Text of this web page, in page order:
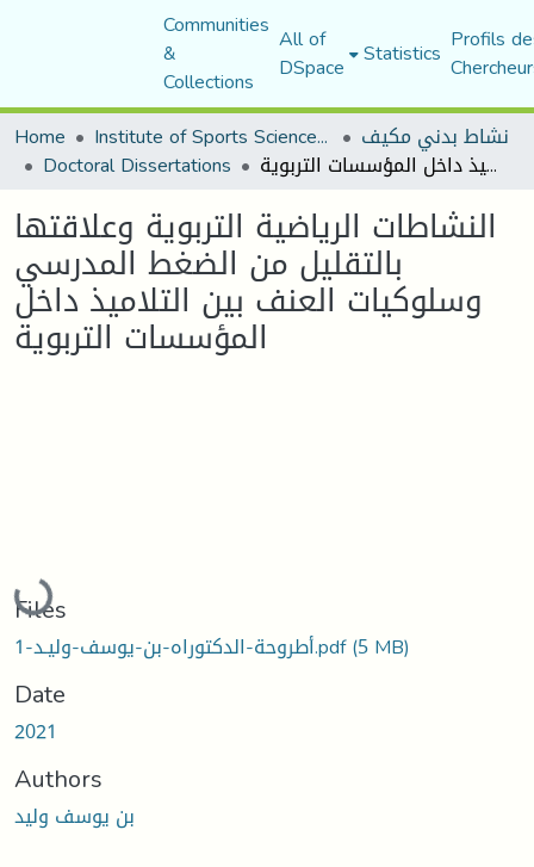
Communities
&
Collections
All of
DSpace Statistics Profils
Home
Institute of Sports Sciences and Techniques نشاط بدني مكيف
Doctoral Dissertations النشاطات الرياضية التربوية وعلاقتها بالتقليل من الضغط المدرسي وسلوكيات العنف بين التلاميذ داخل المؤسسات التربوية
النشاطات الرياضية التربوية وعلاقتها
بالتقليل من الضغط المدرسي
وسلوكيات العنف بين التلاميذ داخل
المؤسسات التربوية
Loading...
Files
أطروحة-الدكتوراه-بن-يوسف-وليـد-1.pdf(5 MB)
Date
2021
Authors
بن يوسف وليد